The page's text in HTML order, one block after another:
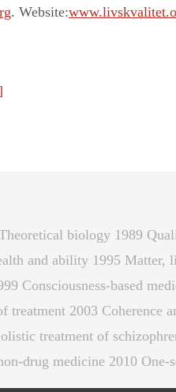
. Website:
biology 1989
and ability 1995 Matter,
Consciousness-based
treatment 2003 Coherence
treatment of
drug medicine 2010